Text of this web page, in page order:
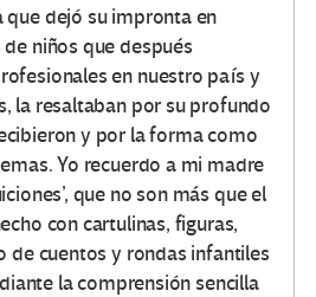
que dejó su impronta en
niños que después
en nuestro país y
la resaltaban por su profundo
y por la forma como
Yo recuerdo a mi madre
que no son más que el
con cartulinas, figuras,
de cuentos y rondas infantiles
la comprensión sencilla